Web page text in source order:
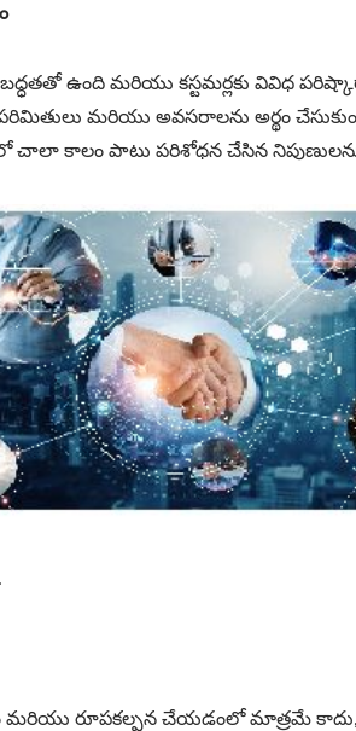
ఉంది మరియు కస్టమర్లకు వివిధ
పరిమితులు మరియు అవసరాలను అర్థం
కాలం పాటు పరిశోధన చేసిన
మరియు రూపకల్పన చేయడంలో మాత్రమే